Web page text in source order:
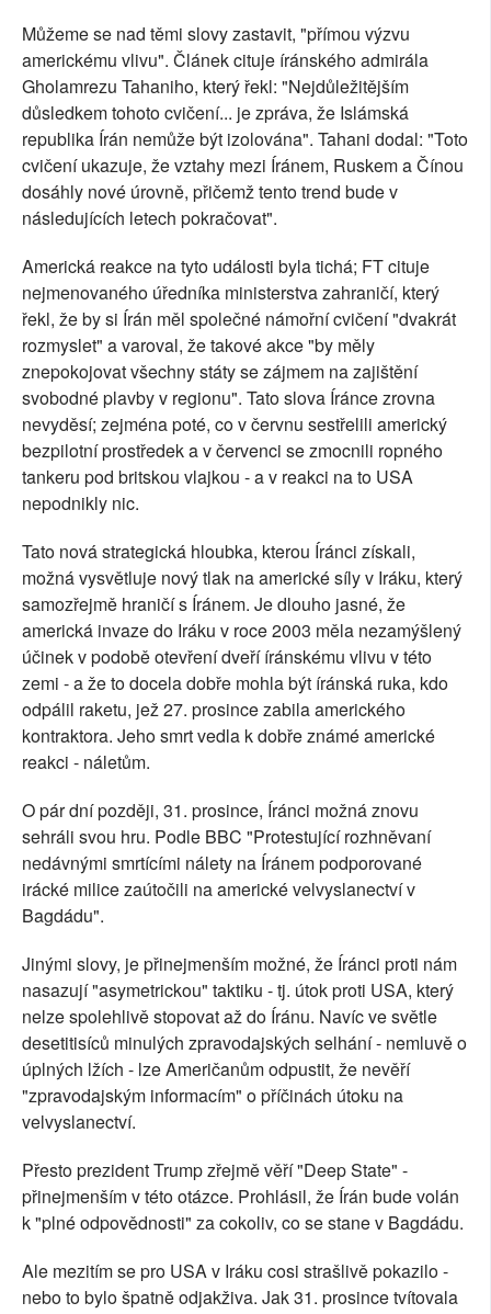
Můžeme se nad těmi slovy zastavit, "přímou výzvu
americkému vlivu". Článek cituje íránského admirála
Gholamrezu Tahaniho, který řekl: "Nejdůležitějším
důsledkem tohoto cvičení... je zpráva, že Islámská
republika Írán nemůže být izolována". Tahani dodal: "Toto
cvičení ukazuje, že vztahy mezi Íránem, Ruskem a Čínou
dosáhly nové úrovně, přičemž tento trend bude v
následujících letech pokračovat".
Americká reakce na tyto události byla tichá; FT cituje
nejmenovaného úředníka ministerstva zahraničí, který
řekl, že by si Írán měl společné námořní cvičení "dvakrát
rozmyslet" a varoval, že takové akce "by měly
znepokojovat všechny státy se zájmem na zajištění
svobodné plavby v regionu". Tato slova Íránce zrovna
nevyděsí; zejména poté, co v červnu sestřelili americký
bezpilotní prostředek a v červenci se zmocnili ropného
tankeru pod britskou vlajkou - a v reakci na to USA
nepodnikly nic.
Tato nová strategická hloubka, kterou Íránci získali,
možná vysvětluje nový tlak na americké síly v Iráku, který
samozřejmě hraničí s Íránem. Je dlouho jasné, že
americká invaze do Iráku v roce 2003 měla nezamýšlený
účinek v podobě otevření dveří íránskému vlivu v této
zemi - a že to docela dobře mohla být íránská ruka, kdo
odpálil raketu, jež 27. prosince zabila amerického
kontraktora. Jeho smrt vedla k dobře známé americké
reakci - náletům.
O pár dní později, 31. prosince, Íránci možná znovu
sehráli svou hru. Podle BBC "Protestující rozhněvaní
nedávnými smrtícími nálety na Íránem podporované
irácké milice zaútočili na americké velvyslanectví v
Bagdádu".
Jinými slovy, je přinejmenším možné, že Íránci proti nám
nasazují "asymetrickou" taktiku - tj. útok proti USA, který
nelze spolehlivě stopovat až do Íránu. Navíc ve světle
desetitisíců minulých zpravodajských selhání - nemluvě o
úplných lžích - lze Američanům odpustit, že nevěří
"zpravodajským informacím" o příčinách útoku na
velvyslanectví.
Přesto prezident Trump zřejmě věří "Deep State" -
přinejmenším v této otázce. Prohlásil, že Írán bude volán
k "plné odpovědnosti" za cokoliv, co se stane v Bagdádu.
Ale mezitím se pro USA v Iráku cosi strašlivě pokazilo -
nebo to bylo špatně odjakživa. Jak 31. prosince tvítovala